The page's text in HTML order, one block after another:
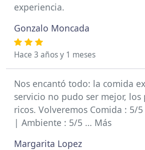
experiencia.
Gonzalo Moncada
Hace 3 años y 1 meses
Nos encantó todo: la comida
servicio no pudo ser mejor, los
ricos. Volveremos Comida : 5/
| Ambiente : 5/5 … Más
Margarita Lopez